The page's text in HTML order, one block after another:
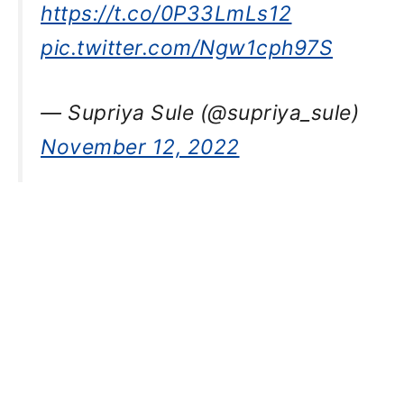
https://t.co/0P33LmLs12
pic.twitter.com/Ngw1cph97S
— Supriya Sule (@supriya_sule)
November 12, 2022